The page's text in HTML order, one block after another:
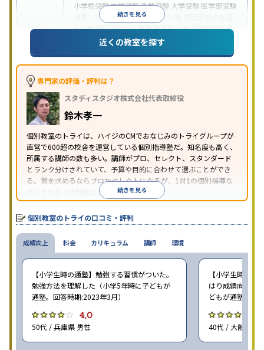
続きを見る
小学校受験中学受験高校受験 大学受験 医学部受験
授業・定期テスト対策
内申点対策
総合型選抜(旧AO)対策推薦入試対策学校別特化対
国公立大対策私大対策 共通テスト対策
語・英会話特化対策その他科目別特化対策
特徴
中高一貫校生に対応
応
学習にPC・タブレットを利用
科目から受講可能季節講習のみの受講可
の子どもに対応
※2023年3月調査。
近くの教室を探す
専門家の評価・評判は？
スタディスタジオ株式会社代表取締役
鈴木孝一
個別教室のトライは、ハイジのCMでおなじみのトライグループが
直営で600超の校舎を運営している個別指導塾だ。知名度も高く、
所属する講師の数も多い。講師がプロ、セレクト、スタンダード
とランク分けされていて、予算や目的に合わせて選ぶことができ
る。質を求めるならプロかセレクトになるが、1対1の個別指導な
のでそれなりの料金になる。続きを見る
個別教室のトライの口コミ・評判
成績向上
【小学生時の通塾】勉強する習慣がついた。
勉強方法を理解した（小学5年時に子どもが
通塾。回答時期:2023年3月）
4.0
50代 / 兵庫県 男性
【小学生時の通
はり成績向上に
どもが通塾。回
40代 / 大阪府 女
料金 カリキュラム 講師 環境